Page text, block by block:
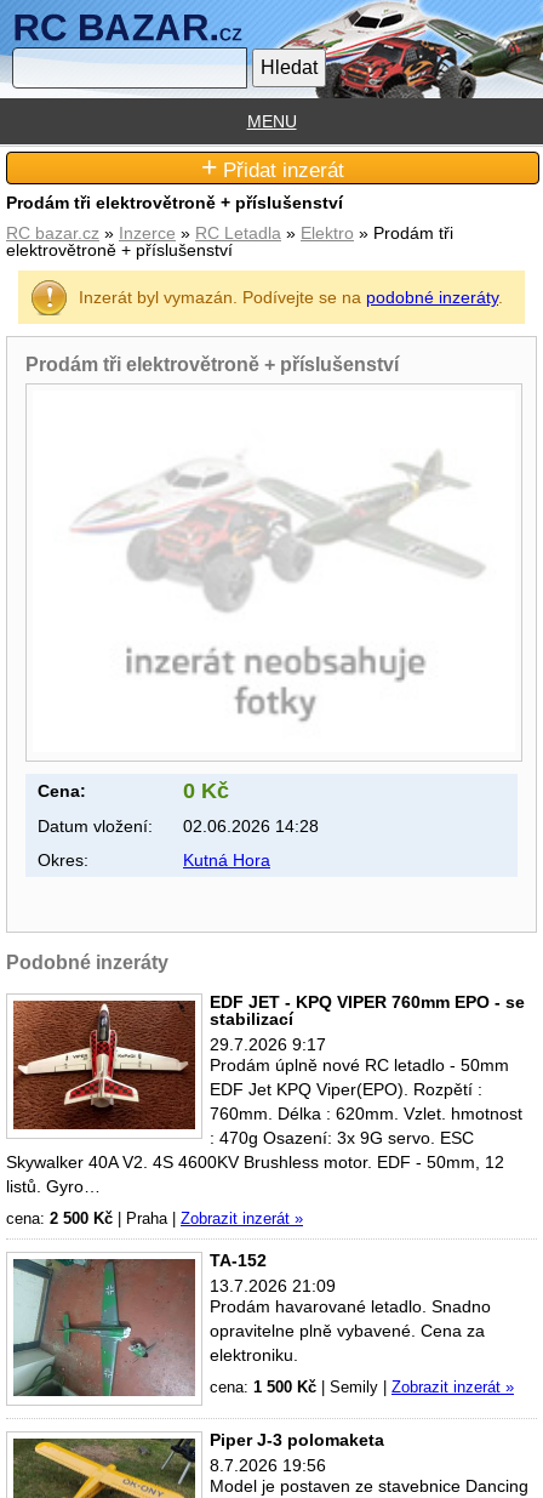
Prodám tři elektrovětroně + příslušenství
Inzerát byl vymazán. Podívejte se na podobné inzeráty.
Prodám tři elektrovětroně + příslušenství
Cena: 0 Kč
Datum vložení:
02.06.2026 14:28
Okres:
Kutná Hora
Podobné inzeráty
EDF JET - KPQ VIPER 760mm EPO - se
stabilizací
29.7.2026 9:17
Prodám úplně nové RC letadlo - 50mm
EDF Jet KPQ Viper(EPO). Rozpětí :
760mm. Délka : 620mm. Vzlet. hmotnost
: 470g Osazení: 3x 9G servo. ESC
Skywalker 40A V2. 4S 4600KV Brushless motor. EDF - 50mm, 12
listů. Gyro…
cena: 2 500 Kč Praha| Zobrazit inzerát »
TA-152
13.7.2026 21:09
Prodám havarované letadlo. Snadno
opravitelne plně vybavené. Cena za
elektroniku.
cena: 1 500 Kč Semily Zobrazit inzerát »
Piper J-3 polomaketa
8.7.2026 19:56
Model je postaven ze stavebnice Dancing
RC bazar.cz » Inzerce » RC Letadla » Elektro » Prodám tři
elektrovětroně + příslušenství
MENU
+ Přidat inzerát